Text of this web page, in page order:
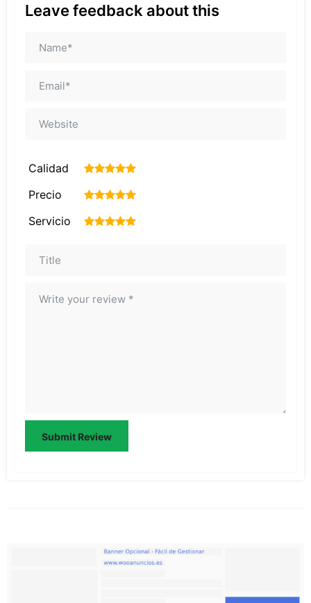
Leave feedback about this
Calidad 5
4
3
2
Precio 5
4
3
2
Servicio 5
4
3
2